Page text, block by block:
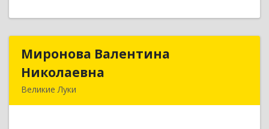
Миронова Валентина
Николаевна
Великие Луки
Миронова Валентина